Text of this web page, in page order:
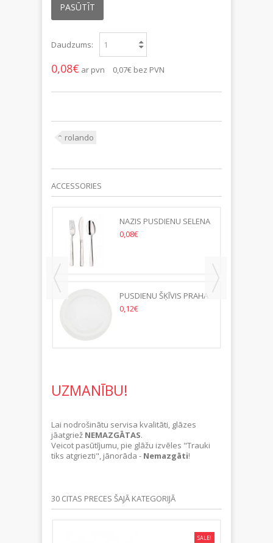
PASŪTĪT
Daudzums:
0,08€ ar pvn 0,07€ bez PVN
rolando
ACCESSORIES
NAZIS PUSDIENU SELENA
0,08€
PUSDIENU ŠĶĪVIS PRAHA
31CM
0,12€
UZMANĪBU!
Lai nodrošinātu servisa kvalitāti, glāzes
jāatgriež NEMAZGĀTAS.
Veicot pasūtījumu, pie glāžu izvēles "Trauki
tiks atgriezti", jānorāda - Nemazgāti!
30 CITAS PRECES ŠAJĀ KATEGORIJĀ
SALE!